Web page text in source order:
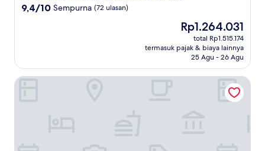
9.4
9,4/10 Sempurna (72 ulasan)
Harga
sekarang
Rp1.264.031
Rp1.264.031
total Rp1.515.174
termasuk pajak & biaya lainnya
25 Agu - 26 Agu
Giotto Hotel & Spa